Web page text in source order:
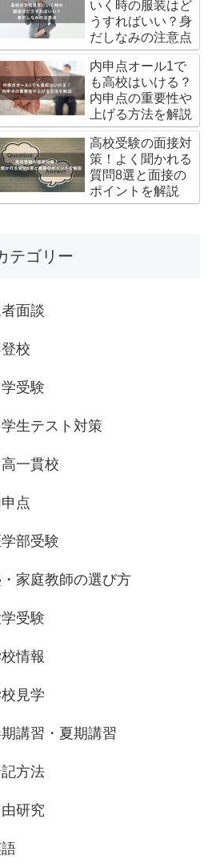
いく時の服装はど
うすればいい？身
だしなみの注意点
内申点オール1で
も高校はいける？
内申点の重要性や
上げる方法を解説
高校受験の面接対
策！よく聞かれる
質問8選と面接の
ポイントを解説
テゴリー
面談
校
受験
生テスト対策
一貫校
点
部受験
家庭教師の選び方
受験
情報
見学
講習・夏期講習
方法
研究